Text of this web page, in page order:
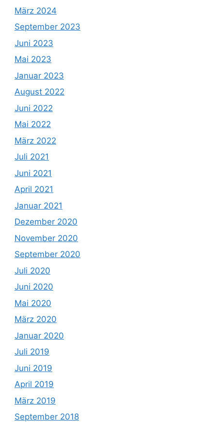
März 2024
September 2023
Juni 2023
Mai 2023
Januar 2023
August 2022
Juni 2022
Mai 2022
März 2022
Juli 2021
Juni 2021
April 2021
Januar 2021
Dezember 2020
November 2020
September 2020
Juli 2020
Juni 2020
Mai 2020
März 2020
Januar 2020
Juli 2019
Juni 2019
April 2019
März 2019
September 2018